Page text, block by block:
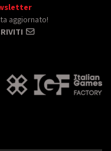
aggiornato!